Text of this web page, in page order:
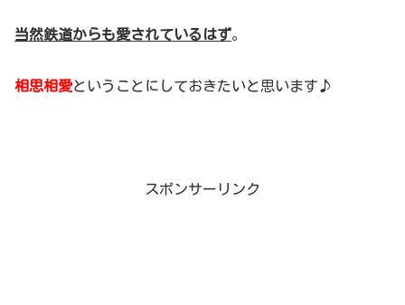
当然鉄道からも愛されているはず。
相思相愛ということにしておきたいと思います♪
スポンサーリンク